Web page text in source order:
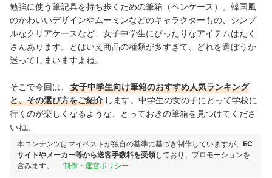
勉強に使う筆記具を持ち歩くための筆箱（ペンケース）。韓国風
のかわいいデザインやムーミンなどのキャラクターもの、シンプ
ルなクリアケースなど、女子中学生にぴったりなアイテムはたく
さんあります。とはいえ商品の種類が多すぎて、どれを選ぼうか
迷ってしまいますよね。
そこで今回は、
女子中学生向け筆箱のおすすめ人気ランキング
と、その選び方をご紹介 します。中学生の女の子にとって学校に
行くのが楽しくなるような、とっておきの筆箱を見つけてくださ
いね。
本コンテンツはマイベストが独自の基準に基づき制作していますが、 EC
サイトやメーカー等から送客手数料を受領しており、プロモーションを
含みます。
制作・運営ポリシー